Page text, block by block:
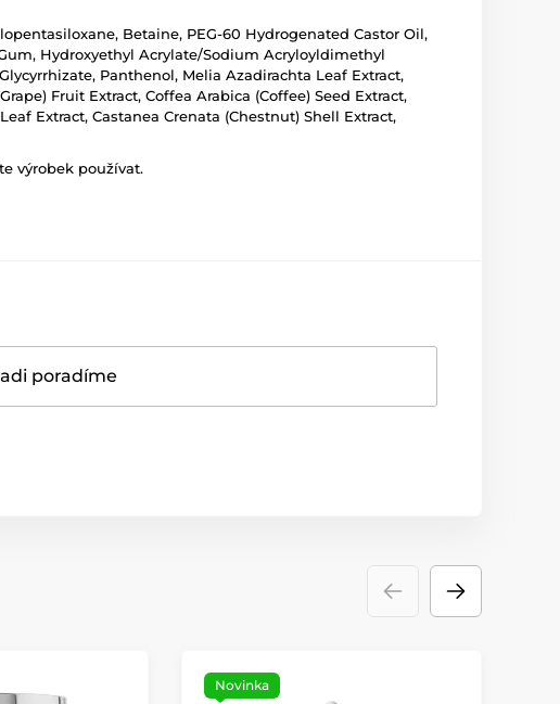
Betaine, PEG-60 Hydrogenated Castor Oil,
Hydroxyethyl Acrylate/Sodium Acryloyldimethyl
Panthenol, Melia Azadirachta Leaf Extract,
Fruit Extract, Coffea Arabica (Coffee) Seed Extract,
Extract, Castanea Crenata (Chestnut) Shell Extract,
výrobek používat.
poradíme
Novinka